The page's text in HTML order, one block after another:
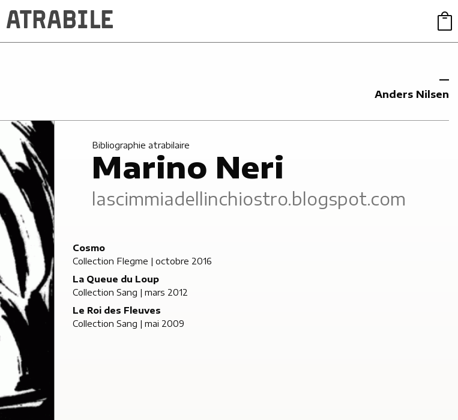
Anders Nilsen
Bibliographie atrabilaire
Marino Neri
lascimmiadellinchiostro.blogspot.com
Cosmo
Collection Flegme | octobre 2016
La Queue du Loup
Collection Sang | mars 2012
Le Roi des Fleuves
Collection Sang | mai 2009